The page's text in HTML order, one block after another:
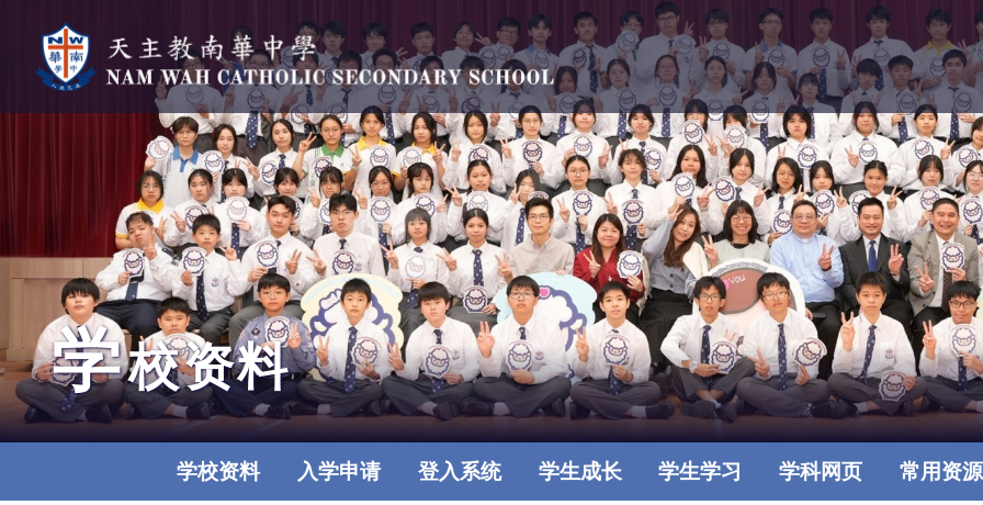
学校资料
学校资料 入学申请 登入系统 学生成长 学生学习 学科网页 常用资源